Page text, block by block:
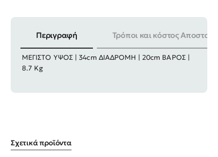
Περιγραφή Τρόποι και κόστος
ΒΑΡΟΣ ΑΝΥΨΩΣΗΣ | 2Τ ΕΛΑΧΙΣΤΟ ΥΨΟΣ | 14cm
ΜΕΓΙΣΤΟ ΥΨΟΣ | 34cm ΔΙΑΔΡΟΜΗ | 20cm ΒΑΡΟΣ |
8.7 Kg
Σχετικά προϊόντα